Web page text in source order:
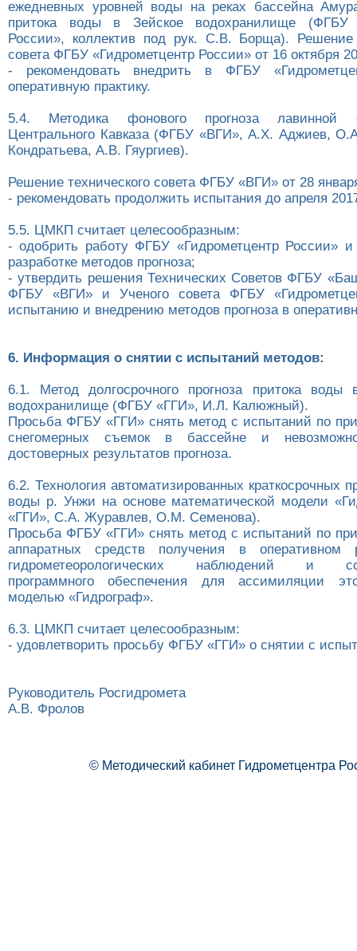
ежедневных уровней воды на реках бассейна
притока воды в Зейское водохранилище (ФГБУ
России», коллектив под рук. С.В. Борща). Решение
совета ФГБУ «Гидрометцентр России» от 16 октября
- рекомендовать внедрить в ФГБУ
оперативную практику.
5.4. Методика фонового прогноза лавинной
Центрального Кавказа (ФГБУ «ВГИ», А.Х. Аджиев,
Кондратьева, А.В. Гяургиев).
Решение технического совета ФГБУ «ВГИ» от 28
- рекомендовать продолжить испытания до апреля
5.5. ЦМКП считает целесообразным:
- одобрить работу ФГБУ «Гидрометцентр России»
разработке методов прогноза;
- утвердить решения Технических Советов ФГБУ
ФГБУ «ВГИ» и Ученого совета ФГБУ
испытанию и внедрению методов прогноза в
6. Информация о снятии с испытаний методов:
6.1. Метод долгосрочного прогноза притока воды
водохранилище (ФГБУ «ГГИ», И.Л. Калюжный).
Просьба ФГБУ «ГГИ» снять метод с испытаний по
снегомерных съемок в бассейне и
достоверных результатов прогноза.
6.2. Технология автоматизированных краткосрочных
воды р. Унжи на основе математической модели
«ГГИ», С.А. Журавлев, О.М. Семенова).
Просьба ФГБУ «ГГИ» снять метод с испытаний по
аппаратных средств получения в оперативном
гидрометеорологических наблюдений и
программного обеспечения для ассимиляции
моделью «Гидрограф».
6.3. ЦМКП считает целесообразным:
- удовлетворить просьбу ФГБУ «ГГИ» о снятии с
Руководитель Росгидромета
А.В. Фролов
© Методический кабинет Гидрометцентра